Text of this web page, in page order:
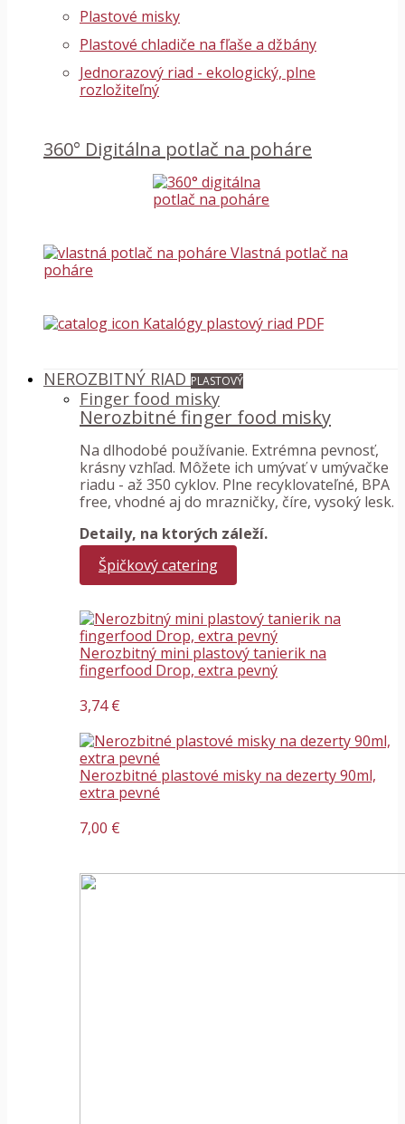
Plastové misky
Plastové chladiče na fľaše a džbány
Jednorazový riad - ekologický, plne
rozložiteľný
360° Digitálna potlač na poháre
Vlastná potlač na
poháre
Katalógy plastový riad PDF
NEROZBITNÝ RIAD PLASTOVÝ
Finger food misky
Nerozbitné finger food misky
Na dlhodobé používanie. Extrémna pevnosť,
krásny vzhľad. Môžete ich umývať v umývačke
riadu - až 350 cyklov. Plne recyklovateľné, BPA
free, vhodné aj do mrazničky, číre, vysoký lesk.
Detaily, na ktorých záleží.
Špičkový catering
Nerozbitný mini plastový tanierik na
fingerfood Drop, extra pevný
3,74 €
Nerozbitné plastové misky na dezerty 90ml,
extra pevné
7,00 €